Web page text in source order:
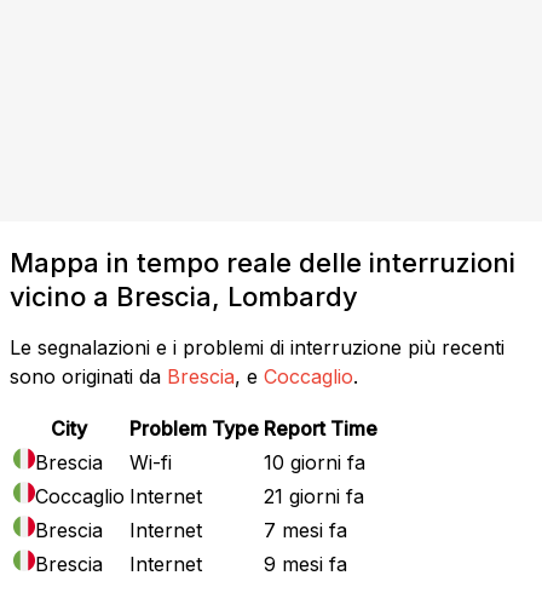
Mappa in tempo reale delle interruzioni
vicino a Brescia, Lombardy
Le segnalazioni e i problemi di interruzione più recenti
sono originati da Brescia, e Coccaglio.
City Problem Type Report Time
Brescia
Wi-fi
10 giorni fa
Coccaglio Internet
21 giorni fa
Brescia
Internet
7 mesi fa
Brescia
Internet 9 mesi fa